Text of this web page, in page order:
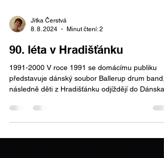
8. 8. 2024
Minut čtení: 2
90. léta v Hradišťánku
1991-2000 V roce 1991 se domácímu publiku
následně děti z Hradišťánku odjíždějí do